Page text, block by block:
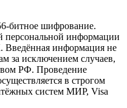
битное шифрование.
персональной информации
информация не
за исключением случаев,
РФ. Проведение
в строгом
систем МИР, Visa